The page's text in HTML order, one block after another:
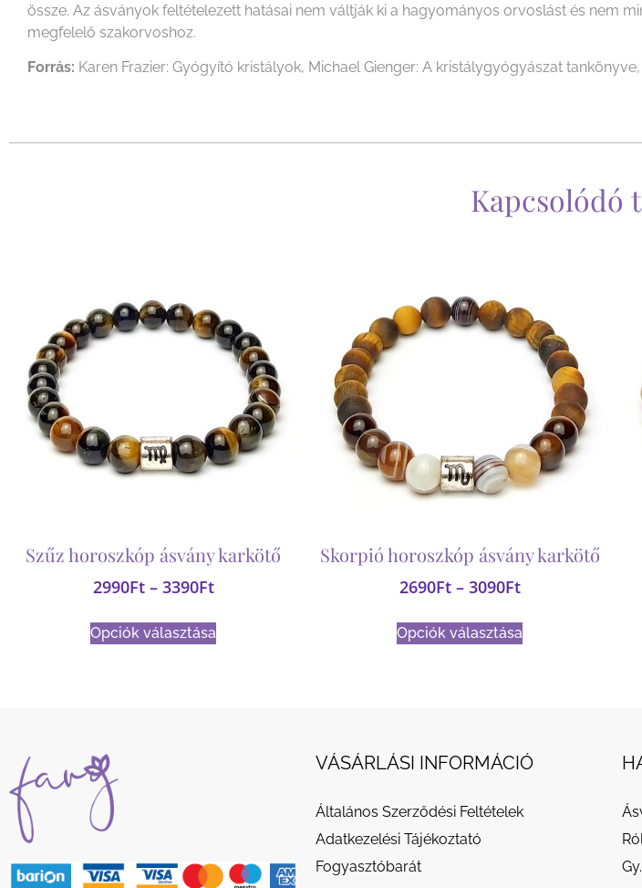
össze. Az ásványok feltételezett hatásai nem váltják ki a hagyományos orvoslást és nem
megfelelő szakorvoshoz.
Forrás: Karen Frazier: Gyógyító kristályok, Michael Gienger: A kristálygyógyászat
Kapcsolódó
Szűz horoszkóp ásvány karkötő
2990Ft – 3390Ft
Opciók választása
Skorpió horoszkóp ásvány karkötő
2690Ft – 3090Ft
Opciók választása
VÁSÁRLÁSI INFORMÁCIÓ
Általános Szerződési Feltételek
Adatkezelési Tájékoztató
Fogyasztóbarát